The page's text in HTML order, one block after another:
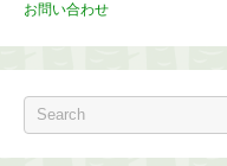
お問い合わせ